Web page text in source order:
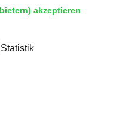
akzeptieren
Statistik